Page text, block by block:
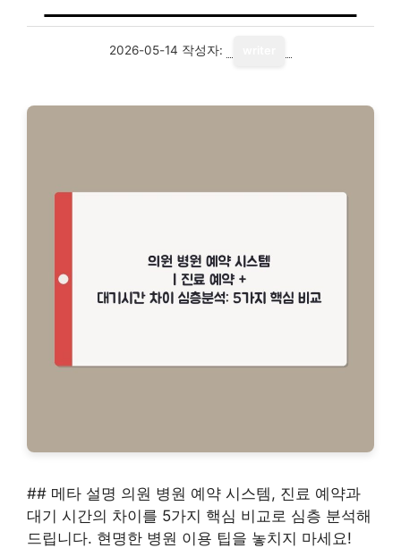
2026-05-14 작성자:
## 메타 설명 의원 병원 예약 시스템, 진료 예약과
대기 시간의 차이를 5가지 핵심 비교로 심층 분석해
드립니다. 현명한 병원 이용 팁을 놓치지 마세요!